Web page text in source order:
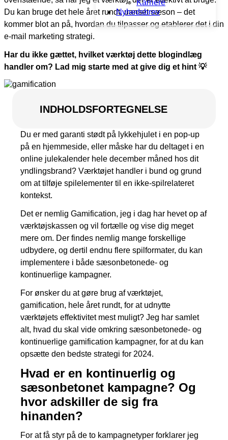
Karriere
Nyhedsbrev
Du kan bruge det hele året rundt, uanset sæson – det
kommer blot an på, hvordan du tilpasser og etablerer det i din
e-mail marketing strategi.
Har du ikke gættet, hvilket værktøj dette blogindlæg
handler om? Lad mig starte med at give dig et hint 💡
INDHOLDSFORTEGNELSE
Du er med garanti stødt på lykkehjulet i en pop-up
på en hjemmeside, eller måske har du deltaget i en
online julekalender hele december måned hos dit
yndlingsbrand? Værktøjet handler i bund og grund
om at tilføje spilelementer til en ikke-spilrelateret
kontekst.
Det er nemlig Gamification, jeg i dag har hevet op af
værktøjskassen og vil fortælle og vise dig meget
mere om. Der findes nemlig mange forskellige
udbydere, og dertil endnu flere spilformater, du kan
implementere i både sæsonbetonede- og
kontinuerlige kampagner.
For ønsker du at gøre brug af værktøjet,
gamification, hele året rundt, for at udnytte
værktøjets effektivitet mest muligt? Jeg har samlet
alt, hvad du skal vide omkring sæsonbetonede- og
kontinuerlige gamification kampagner, for at du kan
opsætte den bedste strategi for 2024.
Hvad er en kontinuerlig og
sæsonbetonet kampagne? Og
hvor adskiller de sig fra
hinanden?
For at få styr på de to kampagnetyper forklarer jeg